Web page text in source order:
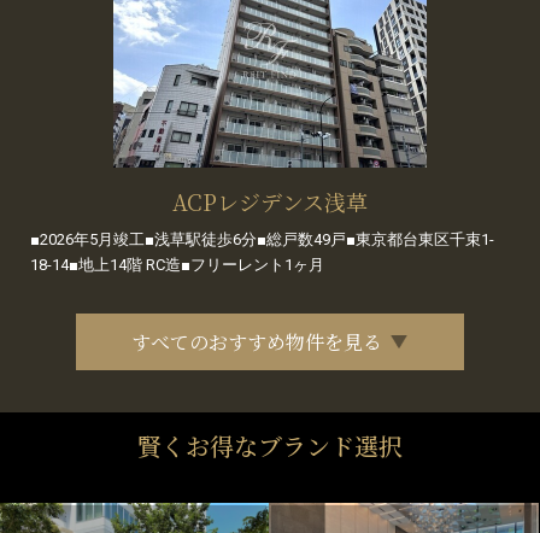
ACPレジデンス浅草
■2026年5月竣工■浅草駅徒歩6分■総戸数49戸■東京都台東区千束1-
18-14■地上14階 RC造■フリーレント1ヶ月
すべてのおすすめ物件を見る
賢くお得なブランド選択